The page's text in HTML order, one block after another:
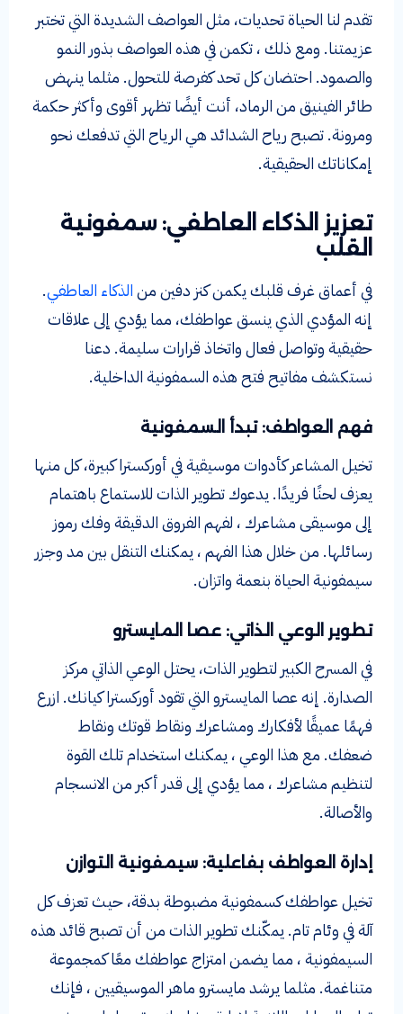
تقدم لنا الحياة تحديات، مثل العواصف الشديدة التي تختبر
عزيمتنا. ومع ذلك ، تكمن في هذه العواصف بذور النمو
والصمود. احتضان كل تحد كفرصة للتحول. مثلما ينهض
طائر الفينيق من الرماد، أنت أيضًا تظهر أقوى وأكثر حكمة
ومرونة. تصبح رياح الشدائد هي الرياح التي تدفعك نحو
إمكاناتك الحقيقية.
تعزيز الذكاء العاطفي: سمفونية
القلب
في أعماق غرف قلبك يكمن كنز دفين منالذكاء العاطفي.
إنه المؤدي الذي ينسق عواطفك، مما يؤدي إلى علاقات
حقيقية وتواصل فعال واتخاذ قرارات سليمة. دعنا
نستكشف مفاتيح فتح هذه السمفونية الداخلية.
فهم العواطف: تبدأ السمفونية
تخيل المشاعر كأدوات موسيقية في أوركسترا كبيرة، كل منها
يعزف لحنًا فريدًا. يدعوك تطوير الذات للاستماع باهتمام
إلى موسيقى مشاعرك ، لفهم الفروق الدقيقة وفك رموز
رسائلها. من خلال هذا الفهم ، يمكنك التنقل بين مد وجزر
سيمفونية الحياة بنعمة واتزان.
تطوير الوعي الذاتي: عصا المايسترو
في المسرح الكبير لتطوير الذات، يحتل الوعي الذاتي مركز
الصدارة. إنه عصا المايسترو التي تقود أوركسترا كيانك. ازرع
فهمًا عميقًا لأفكارك ومشاعرك ونقاط قوتك ونقاط
ضعفك. مع هذا الوعي ، يمكنك استخدام تلك القوة
لتنظيم مشاعرك ، مما يؤدي إلى قدر أكبر من الانسجام
والأصالة.
إدارة العواطف بفاعلية: سيمفونية التوازن
تخيل عواطفك كسمفونية مضبوطة بدقة، حيث تعزف كل
آلة في وئام تام. يمكّنك تطوير الذات من أن تصبح قائد هذه
السيمفونية ، مما يضمن امتزاج عواطفك معًا كمجموعة
متناغمة. مثلما يرشد مايسترو ماهر الموسيقيين ، فإنك